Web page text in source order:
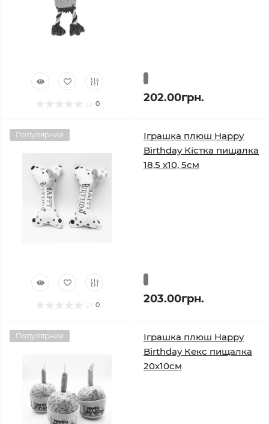
0 202.00грн.
Популярний
0
Іграшка плюш Happy
Birthday Кістка пищалка
18,5 х10, 5см
203.00грн.
Популярний
Іграшка плюш Happy
Birthday Кекс пищалка
20х10см